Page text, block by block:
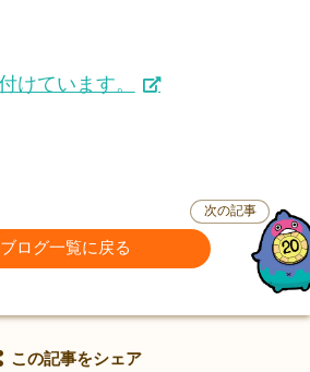
けています。
ブログ一覧に戻る
次の記事
この記事をシェア